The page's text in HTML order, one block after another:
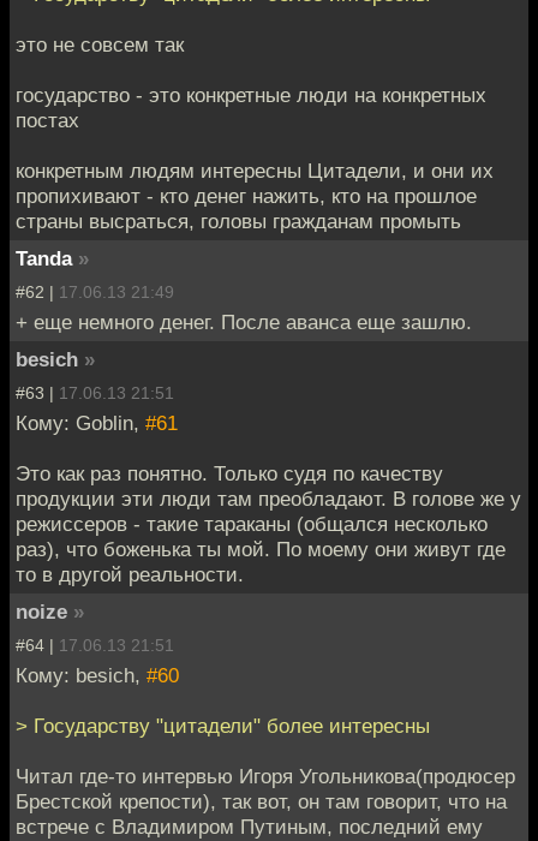
это не совсем так
государство - это конкретные люди на конкретных
постах
конкретным людям интересны Цитадели, и они их
пропихивают - кто денег нажить, кто на прошлое
страны высраться, головы гражданам промыть
Tanda »
#62 | 17.06.13 21:49
+ еще немного денег. После аванса еще зашлю.
besich »
#63 | 17.06.13 21:51
Кому: Goblin, #61
Это как раз понятно. Только судя по качеству
продукции эти люди там преобладают. В голове же у
режиссеров - такие тараканы (общался несколько
раз), что боженька ты мой. По моему они живут где
то в другой реальности.
noize »
#64 | 17.06.13 21:51
Кому: besich, #60
> Государству "цитадели" более интересны
Читал где-то интервью Игоря Угольникова(продюсер
Брестской крепости), так вот, он там говорит, что на
встрече с Владимиром Путиным, последний ему